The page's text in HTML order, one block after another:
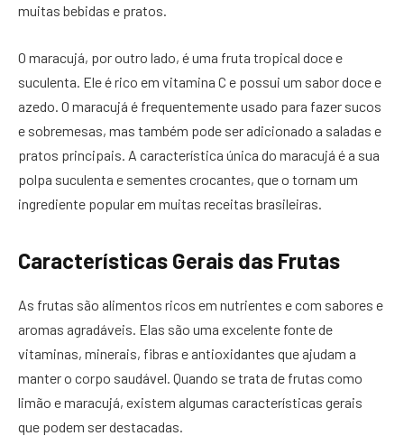
muitas bebidas e pratos.
O maracujá, por outro lado, é uma fruta tropical doce e
suculenta. Ele é rico em vitamina C e possui um sabor doce e
azedo. O maracujá é frequentemente usado para fazer sucos
e sobremesas, mas também pode ser adicionado a saladas e
pratos principais. A característica única do maracujá é a sua
polpa suculenta e sementes crocantes, que o tornam um
ingrediente popular em muitas receitas brasileiras.
Características Gerais das Frutas
As frutas são alimentos ricos em nutrientes e com sabores e
aromas agradáveis. Elas são uma excelente fonte de
vitaminas, minerais, fibras e antioxidantes que ajudam a
manter o corpo saudável. Quando se trata de frutas como
limão e maracujá, existem algumas características gerais
que podem ser destacadas.